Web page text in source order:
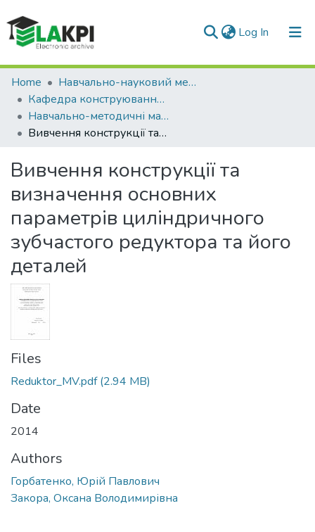
Log In (current)
Communities & Collections
All of DSpace
Statistics
Home
Навчально-науковий механіко-машинобудівний інститут (НН ММІ)
Кафедра конструювання машин (ККМ)
Навчально-методичні матеріали (ККМ)
Вивчення конструкції та визначення основних параметрів циліндричного зубчастого редуктора та його деталей
Вивчення конструкції та
визначення основних
параметрів циліндричного
зубчастого редуктора та його
деталей
Files
Reduktor_MV.pdf(2.94 MB)
Date
2014
Authors
Горбатенко, Юрій Павлович
Закора, Оксана Володимирівна